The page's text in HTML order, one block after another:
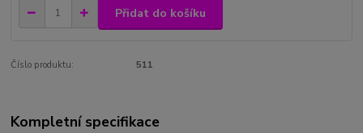
Přidat do košíku
Číslo produktu: 511
Kompletní specifikace